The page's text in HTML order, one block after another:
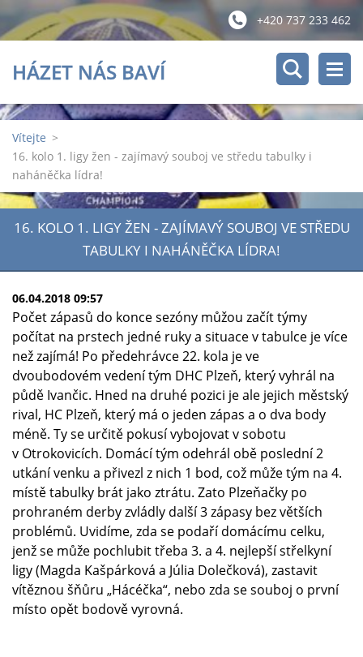
+420 737 233 462
HÁZET NÁS BAVÍ
Vítejte >
16. kolo 1. ligy žen - zajímavý souboj ve středu tabulky i
naháněčka lídra!
16. KOLO 1. LIGY ŽEN - ZAJÍMAVÝ SOUBOJ VE STŘEDU
TABULKY I NAHÁNĚČKA LÍDRA!
06.04.2018 09:57
Počet zápasů do konce sezóny můžou začít týmy
počítat na prstech jedné ruky a situace v tabulce je více
než zajímá! Po předehrávce 22. kola je ve
dvoubodovém vedení tým DHC Plzeň, který vyhrál na
půdě Ivančic. Hned na druhé pozici je ale jejich městský
rival, HC Plzeň, který má o jeden zápas a o dva body
méně. Ty se určitě pokusí vybojovat v sobotu
v Otrokovicích. Domácí tým odehrál obě poslední 2
utkání venku a přivezl z nich 1 bod, což může tým na 4.
místě tabulky brát jako ztrátu. Zato Plzeňačky po
prohraném derby zvládly další 3 zápasy bez větších
problémů. Uvidíme, zda se podaří domácímu celku,
jenž se může pochlubit třeba 3. a 4. nejlepší střelkyní
ligy (Magda Kašpárková a Júlia Dolečková), zastavit
vítěznou šňůru „Hácéčka“, nebo zda se souboj o první
místo opět bodově vyrovná.